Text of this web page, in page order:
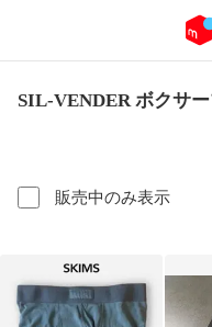
SIL-VENDER ボクサ
販売中のみ表示